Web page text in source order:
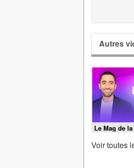
Autres
Le Mag de
19/06/2026
Voir toutes